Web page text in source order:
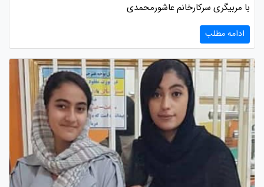
با مربیگری سرکارخانم عاشورمحمدی
ادامه مطلب